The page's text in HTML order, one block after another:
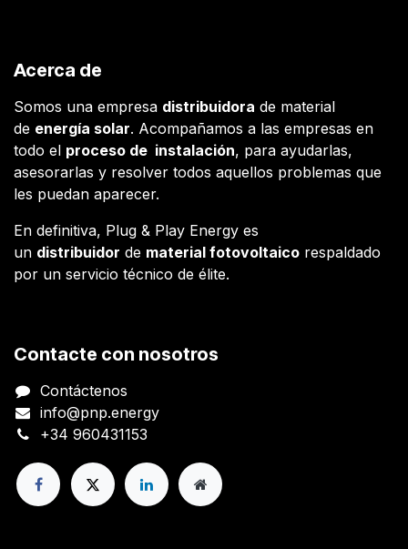
Acerca de
Somos una empresa distribuidora de material
de energía solar. Acompañamos a las empresas en
todo el proceso de instalación, para ayudarlas,
asesorarlas y resolver todos aquellos problemas que
les puedan aparecer.
En definitiva, Plug & Play Energy es
un distribuidor de material fotovoltaico respaldado
por un servicio técnico de élite.
Contacte con nosotros
Contáctenos
info@pnp.energy
+34 960431153